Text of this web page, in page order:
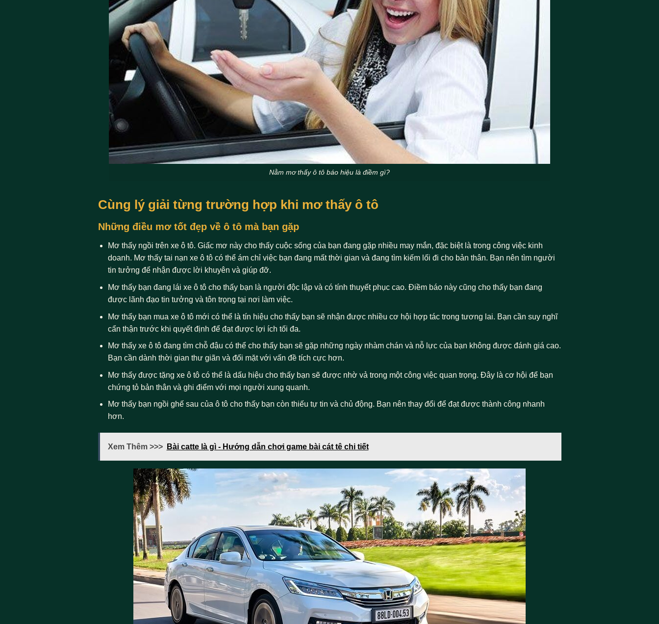
Nằm mơ thấy ô tô báo hiệu là điềm gì?
Cùng lý giải từng trường hợp khi mơ thấy ô tô
Những điều mơ tốt đẹp về ô tô mà bạn gặp
Mơ thấy ngồi trên xe ô tô. Giấc mơ này cho thấy cuộc sống của bạn đang gặp nhiều may mắn, đặc biệt là trong công việc kinh
doanh. Mơ thấy tai nạn xe ô tô có thể ám chỉ việc bạn đang mất thời gian và đang tìm kiếm lối đi cho bản thân. Bạn nên tìm người
tin tưởng để nhận được lời khuyên và giúp đỡ.
Mơ thấy bạn đang lái xe ô tô cho thấy bạn là người độc lập và có tính thuyết phục cao. Điềm báo này cũng cho thấy bạn đang
được lãnh đạo tin tưởng và tôn trọng tại nơi làm việc.
Mơ thấy bạn mua xe ô tô mới có thể là tín hiệu cho thấy bạn sẽ nhận được nhiều cơ hội hợp tác trong tương lai. Bạn cần suy nghĩ
cẩn thận trước khi quyết định để đạt được lợi ích tối đa.
Mơ thấy xe ô tô đang tìm chỗ đậu có thể cho thấy bạn sẽ gặp những ngày nhàm chán và nỗ lực của bạn không được đánh giá cao.
Bạn cần dành thời gian thư giãn và đối mặt với vấn đề tích cực hơn.
Mơ thấy được tặng xe ô tô có thể là dấu hiệu cho thấy bạn sẽ được nhờ vả trong một công việc quan trọng. Đây là cơ hội để bạn
chứng tỏ bản thân và ghi điểm với mọi người xung quanh.
Mơ thấy bạn ngồi ghế sau của ô tô cho thấy bạn còn thiếu tự tin và chủ động. Bạn nên thay đổi để đạt được thành công nhanh
hơn.
Xem Thêm >>> Bài catte là gì - Hướng dẫn chơi game bài cát tê chi tiết